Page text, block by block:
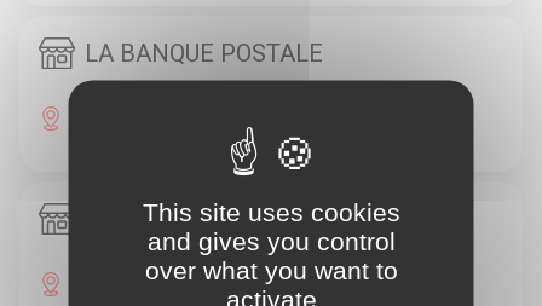
LA BANQUE POSTALE
LE HAVANE
4 Cours Napoleon 20000 Ajaccio
This site uses cookies
and gives you control
over what you want to
activate